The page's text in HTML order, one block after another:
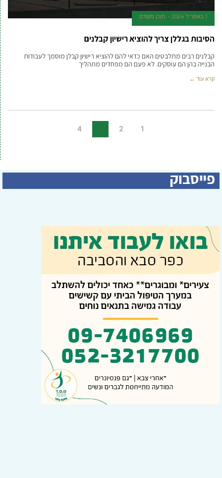
1 באפריל 2024 תוכן מקודם
הסיבות בגללן צריך להוציא רישיון קבלנים
קבלנים רבים מתלבטים האם כדאי להם להוציא רישיון קבלן מוסמך לעבודות
הבנייה בהן הם עוסקים. לא פעם הם מפחדים מתהליך
קרא עוד ←
1
2
4